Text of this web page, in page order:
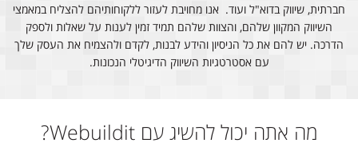
חברתית, שיווק בדוא"ל ועוד. אנו מחויבת לעזור ללקוחותיהם להצליח במאמצי
השיווק המקוון שלהם, והצוות שלהם תמיד זמין לענות על שאלות ולספק
הדרכה. יש להם את כל הניסיון והידע לבנות, לקדם ולהצמיח את העסק שלך
עם אסטרטגיות השיווק הדיגיטלי הנכונות.
מה אתה יכול להשיג עם Webuildit?